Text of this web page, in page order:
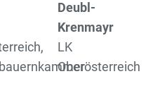
Schmid
LK Salzburg